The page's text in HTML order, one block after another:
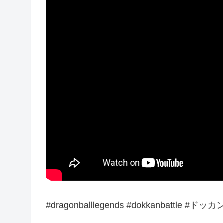
#dragonballlegends #dokkanbattle #ドッカ